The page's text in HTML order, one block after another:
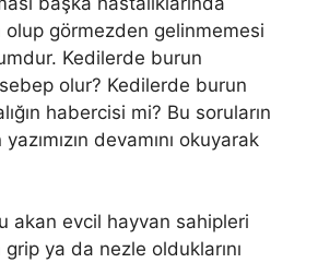
olup görmezden gelinmemesi
Kedilerde burun
sebep olur? Kedilerde burun
habercisi mi? Bu soruların
devamını okuyarak
akan evcil hayvan sahipleri
grip ya da nezle olduklarını